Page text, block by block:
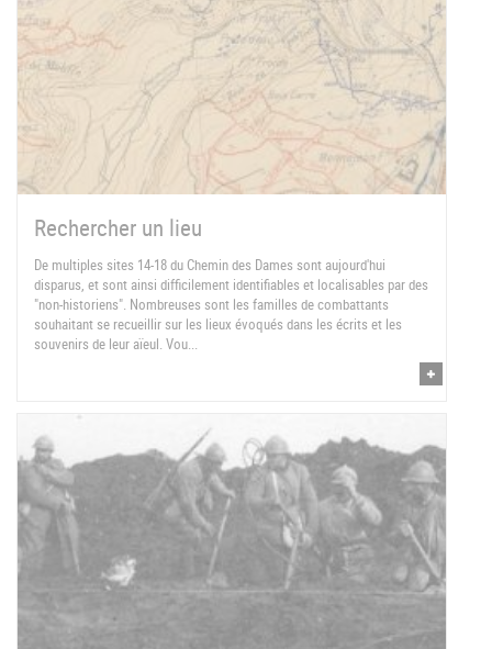
Rechercher un lieu
De multiples sites 14-18 du Chemin des Dames sont aujourd'hui
disparus, et sont ainsi difficilement identifiables et localisables par des
"non-historiens". Nombreuses sont les familles de combattants
souhaitant se recueillir sur les lieux évoqués dans les écrits et les
souvenirs de leur aïeul. Vou...